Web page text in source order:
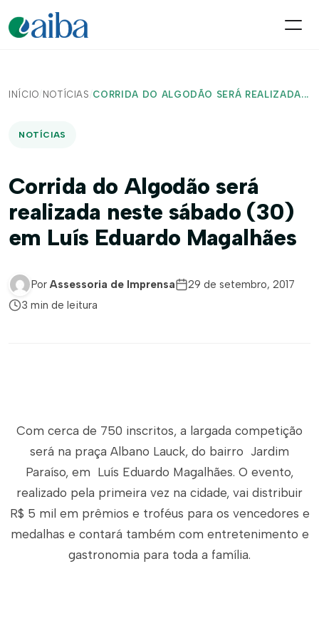
INÍCIO/ NOTÍCIAS /CORRIDA DO ALGODÃO SERÁ REALIZADA...
NOTÍCIAS
Corrida do Algodão será
realizada neste sábado (30)
em Luís Eduardo Magalhães
Por Assessoria de Imprensa
29 de setembro, 2017
3 min de leitura
Com cerca de 750 inscritos, a largada competição
será na praça Albano Lauck, do bairro Jardim
Paraíso, em Luís Eduardo Magalhães. O evento,
realizado pela primeira vez na cidade, vai distribuir
R$ 5 mil em prêmios e troféus para os vencedores e
medalhas e contará também com entretenimento e
gastronomia para toda a família.